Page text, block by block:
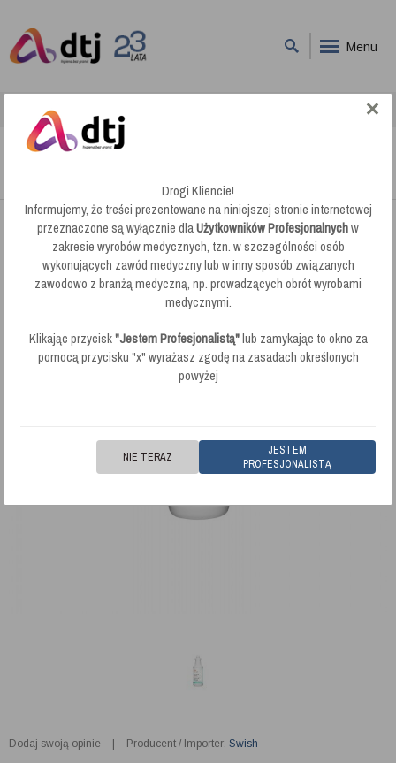
Menu
Dodaj swoją opinie Producent / Importer: Swish
Drogi Kliencie!
Informujemy, że treści prezentowane na niniejszej stronie internetowej
przeznaczone są wyłącznie dlaUżytkowników Profesjonalnychw
zakresie wyrobów medycznych, tzn. w szczególności osób
wykonujących zawód medyczny lub w inny sposób związanych
zawodowo z branżą medyczną, np. prowadzących obrót wyrobami
medycznymi.
Klikając przycisk"Jestem Profesjonalistą"lub zamykając to okno za
pomocą przycisku "x" wyrażasz zgodę na zasadach określonych
powyżej
JESTEM
PROFESJONALISTĄ
NIE TERAZ